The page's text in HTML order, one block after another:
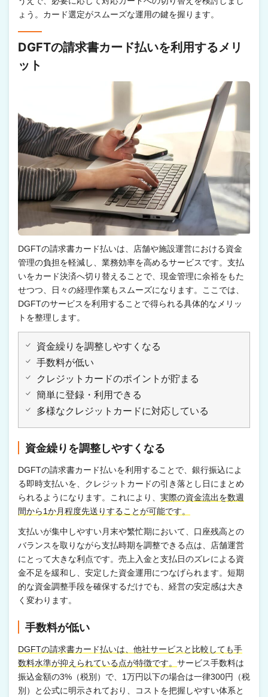
ょう。カード選定がスムーズな運用の鍵を握ります。
DGFTの請求書カード払いを利用するメリ
ット
DGFTの請求書カード払いは、店舗や施設運営における資金
管理の負担を軽減し、業務効率を高めるサービスです。支払
いをカード決済へ切り替えることで、現金管理に余裕をもた
せつつ、日々の経理作業もスムーズになります。ここでは、
DGFTのサービスを利用することで得られる具体的なメリッ
トを整理します。
資金繰りを調整しやすくなる
手数料が低い
クレジットカードのポイントが貯まる
簡単に登録・利用できる
多様なクレジットカードに対応している
資金繰りを調整しやすくなる
DGFTの請求書カード払いを利用することで、銀行振込によ
る即時支払いを、クレジットカードの引き落とし日にまとめ
られるようになります。これにより、 実際の資金流出を数週
間から1か月程度先送りすることが可能です。
支払いが集中しやすい月末や繁忙期において、口座残高との
バランスを取りながら支払時期を調整できる点は、店舗運営
にとって大きな利点です。売上入金と支払日のズレによる資
金不足を緩和し、安定した資金運用につなげられます。短期
的な資金調整手段を確保するだけでも、経営の安定感は大き
く変わります。
手数料が低い
DGFTの請求書カード払いは、他社サービスと比較しても手
数料水準が抑えられている点が特徴です。 サービス手数料は
振込金額の3%（税別）で、1万円以下の場合は一律300円（税
別）と公式に明示されており、コストを把握しやすい体系と